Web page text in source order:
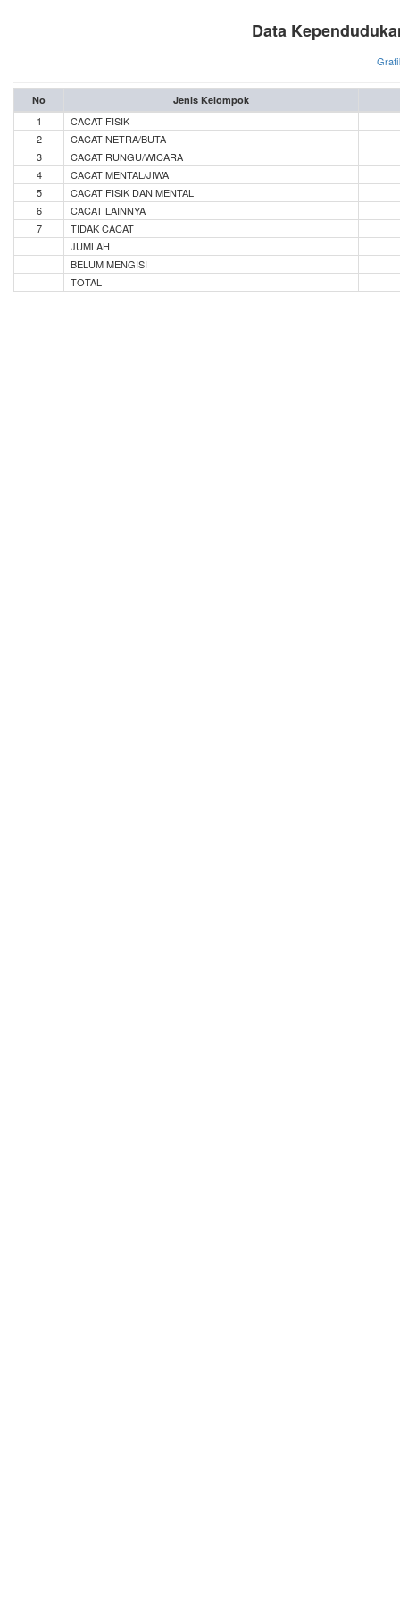
Data
No Jenis Kelompok
1
CACAT FISIK
2
CACAT NETRA/BUTA
3
CACAT RUNGU/WICARA
4
CACAT MENTAL/JIWA
5
CACAT FISIK DAN MENTAL
6
CACAT LAINNYA
7
TIDAK CACAT
JUMLAH
BELUM MENGISI
TOTAL